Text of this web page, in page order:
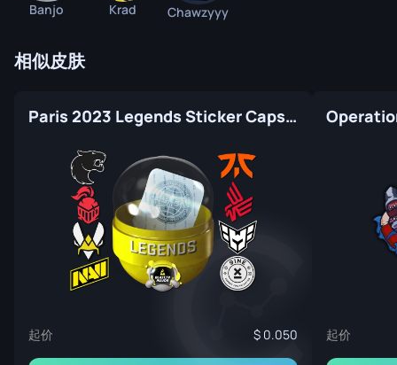
Banjo Krad Chawzyyy
相似皮肤
Paris 2023 Legends Sticker Capsule
起价 0.050 起价